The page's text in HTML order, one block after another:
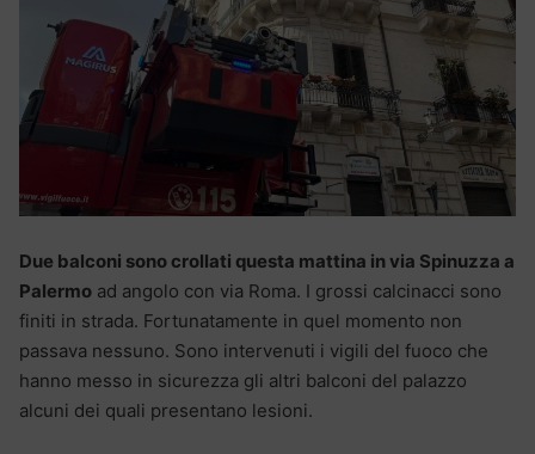
Due balconi sono crollati questa mattina in via Spinuzza a
Palermo ad angolo con via Roma. I grossi calcinacci sono
finiti in strada. Fortunatamente in quel momento non
passava nessuno. Sono intervenuti i vigili del fuoco che
hanno messo in sicurezza gli altri balconi del palazzo
alcuni dei quali presentano lesioni.